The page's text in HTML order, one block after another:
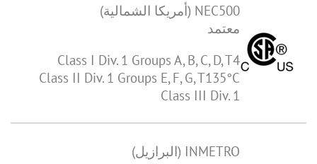
NEC500 (أمريكا الشمالية)
معتمد
Class I Div. 1 Groups A, B, C, D, T4
Class II Div. 1 Groups E, F, G, T135°C
Class III Div. 1
INMETRO (البرازيل)